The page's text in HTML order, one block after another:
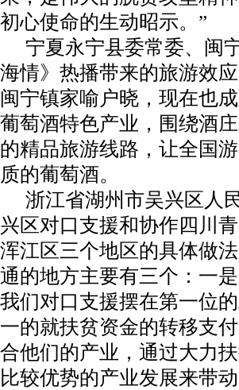
初心使命的生动昭示。”
宁夏永宁县委常委、闽
海情》热播带来的旅游效
闽宁镇家喻户晓，现在也
葡萄酒特色产业，围绕酒
的精品旅游线路，让全国
质的葡萄酒。
浙江省湖州市吴兴区人
兴区对口支援和协作四川
浑江区三个地区的具体做
通的地方主要有三个：一
我们对口支援摆在第一位
一的就扶贫资金的转移支
合他们的产业，通过大力
比较优势的产业发展来带